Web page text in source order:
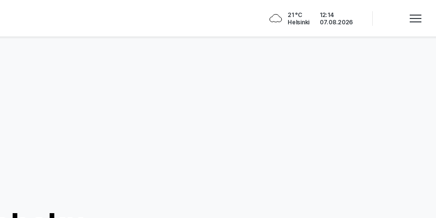
21 °C
Helsinki
12:14
07.08.2026